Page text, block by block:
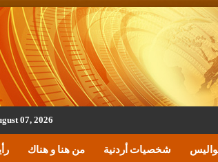
07, 2026
من هنا و هناك شخصيات أردنية